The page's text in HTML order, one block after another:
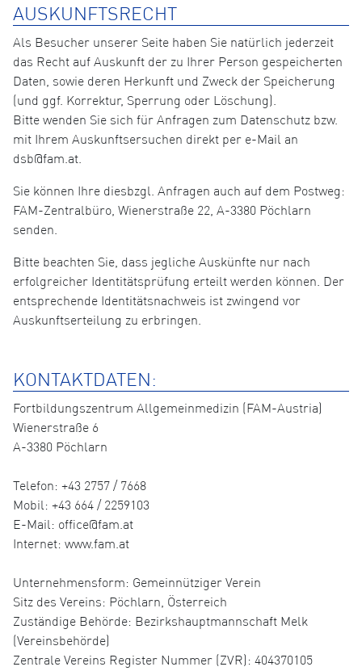
AUSKUNFTSRECHT
Als Besucher unserer Seite haben Sie natürlich jederzeit
das Recht auf Auskunft der zu Ihrer Person gespeicherten
Daten, sowie deren Herkunft und Zweck der Speicherung
(und ggf. Korrektur, Sperrung oder Löschung).
Bitte wenden Sie sich für Anfragen zum Datenschutz bzw.
mit Ihrem Auskunftsersuchen direkt per e-Mail an
dsb@fam.at.
Sie können Ihre diesbzgl. Anfragen auch auf dem Postweg:
FAM-Zentralbüro, Wienerstraße 22, A-3380 Pöchlarn
senden.
Bitte beachten Sie, dass jegliche Auskünfte nur nach
erfolgreicher Identitätsprüfung erteilt werden können. Der
entsprechende Identitätsnachweis ist zwingend vor
Auskunftserteilung zu erbringen.
KONTAKTDATEN:
Fortbildungszentrum Allgemeinmedizin (FAM-Austria)
Wienerstraße 6
A-3380 Pöchlarn
Telefon: +43 2757 / 7668
Mobil: +43 664 / 2259103
E-Mail: office@fam.at
Internet: www.fam.at
Unternehmensform: Gemeinnütziger Verein
Sitz des Vereins: Pöchlarn, Österreich
Zuständige Behörde: Bezirkshauptmannschaft Melk
(Vereinsbehörde)
Zentrale Vereins Register Nummer (ZVR): 404370105